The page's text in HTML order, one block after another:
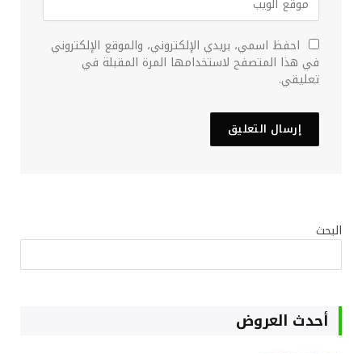
احفظ اسمي، بريدي الإلكتروني، والموقع الإلكتروني
في هذا المتصفح لاستخدامها المرة المقبلة في
تعليقي.
البحث
أحدث العروض